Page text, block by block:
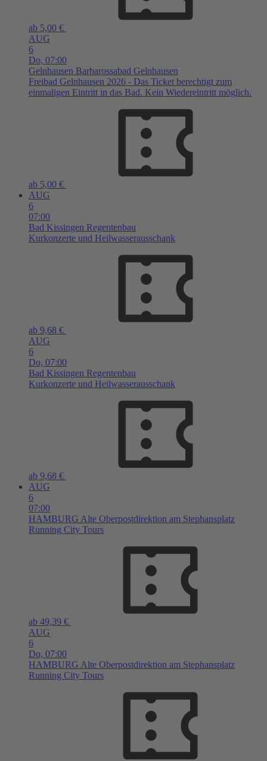
ab 5,00 €
AUG
6
Do, 07:00
Gelnhausen Barbarossabad Gelnhausen
Freibad Gelnhausen 2026 - Das Ticket berechtigt zum
einmaligen Eintritt in das Bad. Kein Wiedereintritt möglich.
ab 5,00 €
AUG
6
07:00
Bad Kissingen Regentenbau
Kurkonzerte und Heilwasserausschank
ab 9,68 €
AUG
6
Do, 07:00
Bad Kissingen Regentenbau
Kurkonzerte und Heilwasserausschank
ab 9,68 €
AUG
6
07:00
HAMBURG Alte Oberpostdirektion am Stephansplatz
Running City Tours
ab 49,39 €
AUG
6
Do, 07:00
HAMBURG Alte Oberpostdirektion am Stephansplatz
Running City Tours